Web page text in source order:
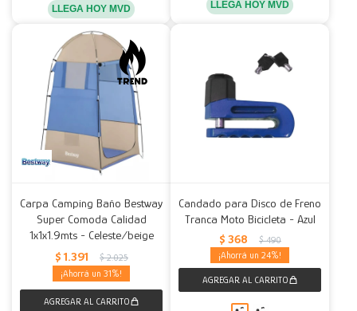
LLEGA HOY MVD LLEGA HOY MVD
Carpa Camping Baño Bestway
Super Comoda Calidad
1x1x1.9mts - Celeste/beige
$ 1.391 $ 2.025
31
Candado para Disco de Freno
Tranca Moto Bicicleta - Azul
$ 368 $ 490
24